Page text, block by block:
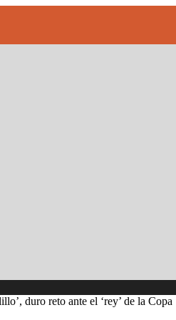
duro reto ante el ‘rey’ de la Copa